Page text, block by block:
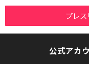
プレ
公式アカ